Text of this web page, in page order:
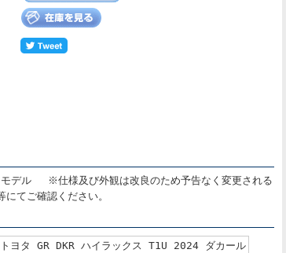
デル ※仕様及び外観は改良のため予告なく変更される
てご確認ください。
タ GR DKR ハイラックス T1U 2024 ダカール